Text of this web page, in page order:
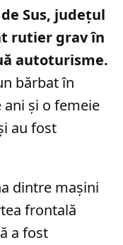
Sus, județul
rutier grav în
autoturisme.
bărbat în
și o femeie
au fost
dintre mașini
frontală
a fost